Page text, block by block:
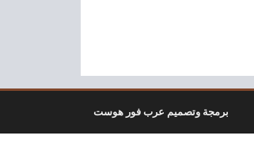
برمجة وتصميم عرب فور هوست